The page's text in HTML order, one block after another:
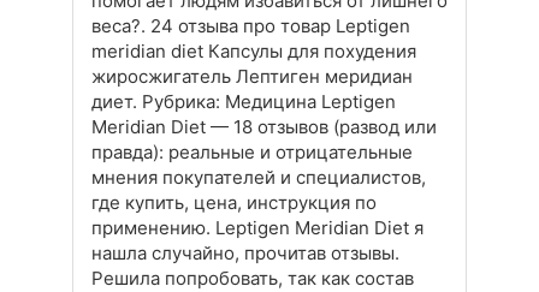
веса?. 24 отзыва про товар Leptigen
meridian diet Капсулы для похудения
жиросжигатель Лептиген меридиан
диет. Рубрика: Медицина Leptigen
Meridian Diet — 18 отзывов (развод или
правда): реальные и отрицательные
мнения покупателей и специалистов,
где купить, цена, инструкция по
применению. Leptigen Meridian Diet я
нашла случайно, прочитав отзывы.
Решила попробовать, так как состав